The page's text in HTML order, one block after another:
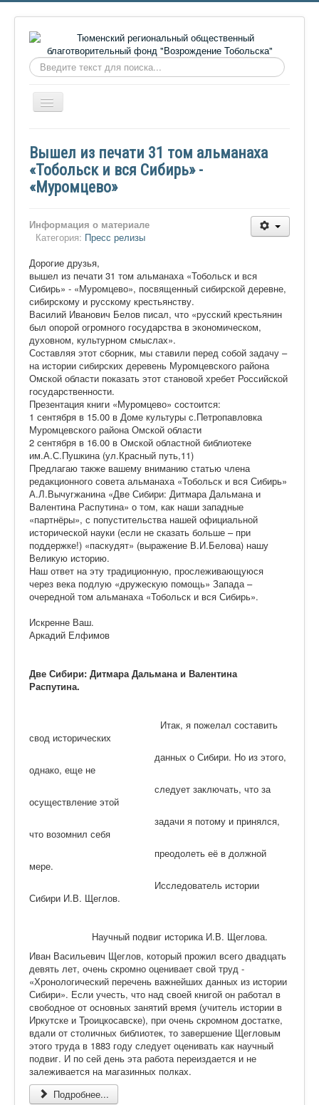
Искать...
Включить/
выключить
О фонде
Онлайн библиотека
Контакты
Сайт проекта Достоевский
Ермаковополе.рф
Вышел из печати 31 том альманаха
«Тобольск и вся Сибирь» -
«Муромцево»
Информация о материале
Категория: Пресс релизы
Дорогие друзья,
вышел из печати 31 том альманаха «Тобольск и вся
Сибирь» - «Муромцево», посвященный сибирской деревне,
сибирскому и русскому крестьянству.
Василий Иванович Белов писал, что «русский крестьянин
был опорой огромного государства в экономическом,
духовном, культурном смыслах».
Составляя этот сборник, мы ставили перед собой задачу –
на истории сибирских деревень Муромцевского района
Омской области показать этот становой хребет Российской
государственности.
Презентация книги «Муромцево» состоится:
1 сентября в 15.00 в Доме культуры с.Петропавловка
Муромцевского района Омской области
2 сентября в 16.00 в Омской областной библиотеке
им.А.С.Пушкина (ул.Красный путь,11)
Предлагаю также вашему вниманию статью члена
редакционного совета альманаха «Тобольск и вся Сибирь»
А.Л.Вычугжанина «Две Сибири: Дитмара Дальмана и
Валентина Распутина» о том, как наши западные
«партнёры», с попустительства нашей официальной
исторической науки (если не сказать больше – при
поддержке!) «паскудят» (выражение В.И.Белова) нашу
Великую историю.
Наш ответ на эту традиционную, прослеживающуюся
через века подлую «дружескую помощь» Запада –
очередной том альманаха «Тобольск и вся Сибирь».
Искренне Ваш.
Аркадий Елфимов
Две Сибири: Дитмара Дальмана и Валентина
Распутина.
Итак, я пожелал составить
свод исторических
данных о Сибири. Но из этого,
однако, еще не
следует заключать, что за
осуществление этой
задачи я потому и принялся,
что возомнил себя
преодолеть её в должной
мере.
Исследователь истории
Сибири И.В. Щеглов.
Научный подвиг историка И.В. Щеглова.
Иван Васильевич Щеглов, который прожил всего двадцать
девять лет, очень скромно оценивает свой труд -
«Хронологический перечень важнейших данных из истории
Сибири». Если учесть, что над своей книгой он работал в
свободное от основных занятий время (учитель истории в
Иркутске и Троицкосавске), при очень скромном достатке,
вдали от столичных библиотек, то завершение Щегловым
этого труда в 1883 году следует оценивать как научный
подвиг. И по сей день эта работа переиздается и не
залеживается на магазинных полках.
Подробнее...